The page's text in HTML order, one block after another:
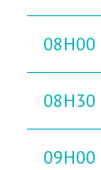
08H00
08H30
09H00